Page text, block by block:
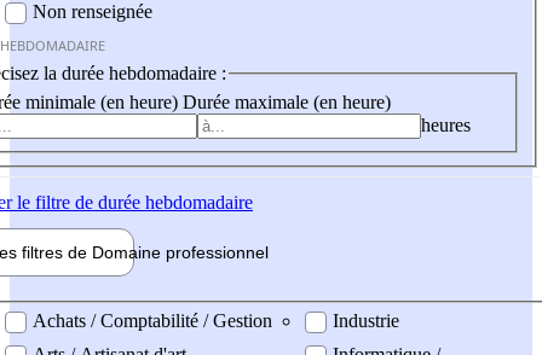
Non renseignée
la durée hebdomadaire :
minimale (en heure) Durée maximale (en heure)
heures
le filtre de durée hebdomadaire
filtres de Domaine professionnel
professionel
Achats / Comptabilité / Gestion
Industrie